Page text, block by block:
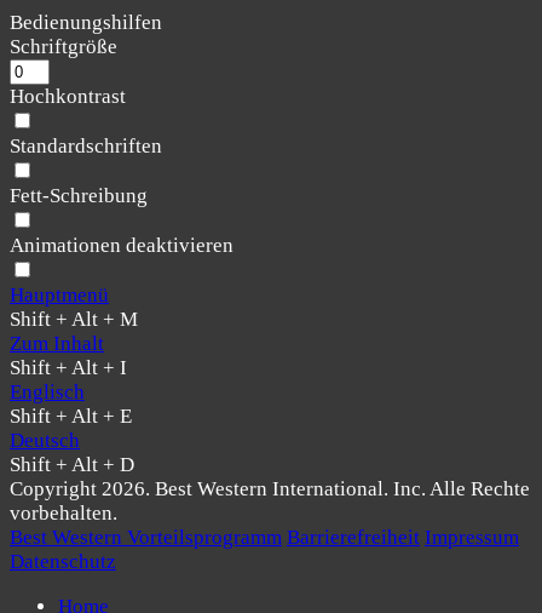
Bedienungshilfen
Schriftgröße
Hochkontrast
Standardschriften
Fett-Schreibung
Animationen deaktivieren
Hauptmenü
Shift + Alt + M
Zum Inhalt
Shift + Alt + I
Englisch
Shift + Alt + E
Deutsch
Shift + Alt + D
Copyright 2026. Best Western International. Inc. Alle Rechte
vorbehalten.
Best Western Vorteilsprogramm Barrierefreiheit Impressum
Datenschutz
Home